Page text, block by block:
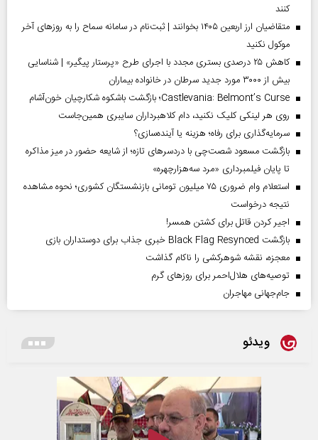
کنند
متقاضیان ارز اربعین ۱۴۰۵ بخوانند | ثبت‌نام در سامانه سماح را به روز‌های آخر
موکول نکنید
کاهش ۲۵ درصدی بستری مجدد با اجرای طرح «پرستار پیگیر» | شناسایی
بیش از ۳۰۰۰ مورد جدید سرطان در خانواده بیماران
Castlevania: Belmont’s Curse؛ بازگشت باشکوه شکارچیان خون‌آشام
روی هر لینکی کلیک نکنید، دام کلاهبرداران سایبری همین‌جاست
سرمایه‌گذاری برای رفاه؛ هزینه یا آینده‌سازی؟
بازگشت مسعود شصت‌چی با دردسر‌های تازه؛ از شایعه حضور در میز مذاکره
تا پایان فیلمبرداری «مرد سه‌هزارچهره»
استعلام وام ضروری ۷۵ میلیون تومانی بازنشستگان کشوری؛ نحوه مشاهده
نتیجه درخواست
اجیر کردن قاتل برای کشتن همسر!
بازگشت Black Flag Resynced خبری جذاب برای دوستداران بازی
معجزه، نقشه شوهرکشی را ناکام گذاشت
توصیه‌های هلال‌احمر برای روز‌های گرم
جام‌جهانی مهاجران
ویدئو